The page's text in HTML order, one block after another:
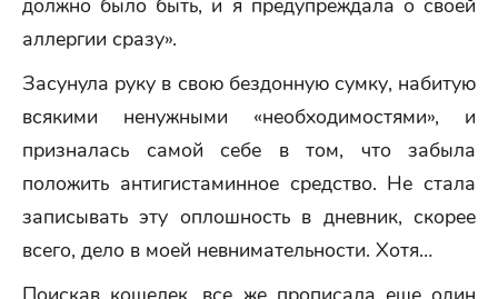
должно было быть, и я предупреждала о своей
аллергии сразу».
Засунула руку в свою бездонную сумку, набитую
всякими ненужными «необходимостями», и
призналась самой себе в том, что забыла
положить антигистаминное средство. Не стала
записывать эту оплошность в дневник, скорее
всего, дело в моей невнимательности. Хотя…